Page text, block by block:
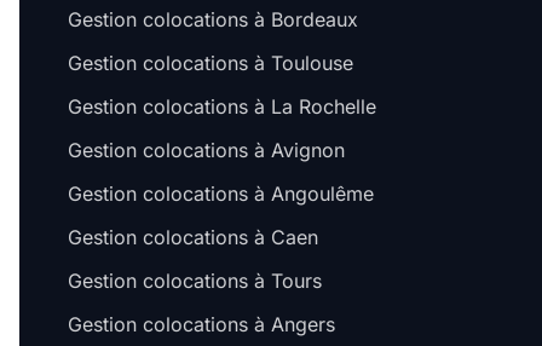
Gestion colocations à Bordeaux
Gestion colocations à Toulouse
Gestion colocations à La Rochelle
Gestion colocations à Avignon
Gestion colocations à Angoulême
Gestion colocations à Caen
Gestion colocations à Tours
Gestion colocations à Angers